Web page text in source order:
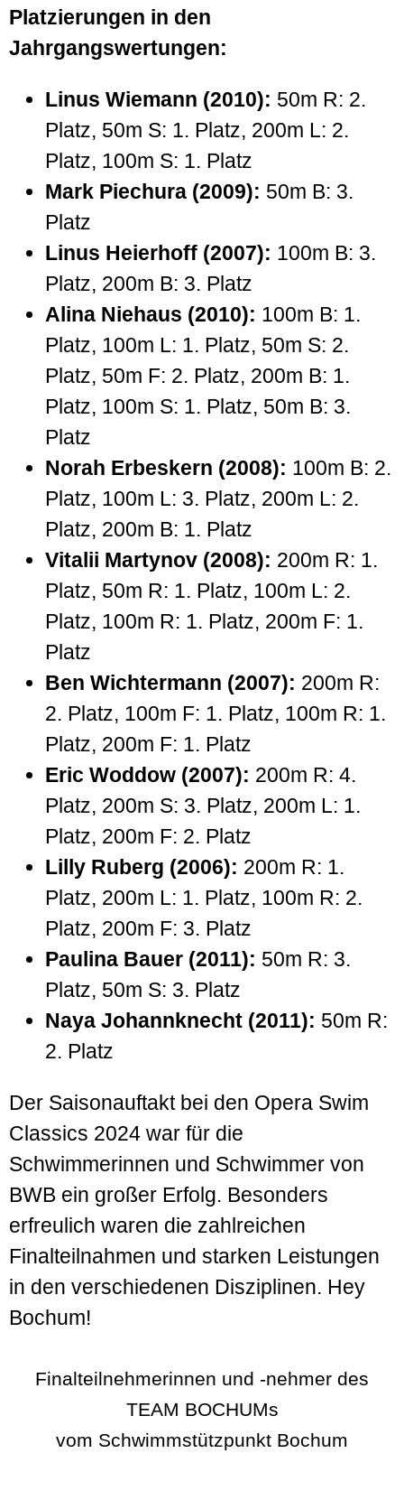
Platzierungen in den
Jahrgangswertungen:
Linus Wiemann (2010): 50m R: 2.
Platz, 50m S: 1. Platz, 200m L: 2.
Platz, 100m S: 1. Platz
Mark Piechura (2009): 50m B: 3.
Platz
Linus Heierhoff (2007): 100m B: 3.
Platz, 200m B: 3. Platz
Alina Niehaus (2010): 100m B: 1.
Platz, 100m L: 1. Platz, 50m S: 2.
Platz, 50m F: 2. Platz, 200m B: 1.
Platz, 100m S: 1. Platz, 50m B: 3.
Platz
Norah Erbeskern (2008): 100m B: 2.
Platz, 100m L: 3. Platz, 200m L: 2.
Platz, 200m B: 1. Platz
Vitalii Martynov (2008): 200m R: 1.
Platz, 50m R: 1. Platz, 100m L: 2.
Platz, 100m R: 1. Platz, 200m F: 1.
Platz
Ben Wichtermann (2007): 200m R:
2. Platz, 100m F: 1. Platz, 100m R: 1.
Platz, 200m F: 1. Platz
Eric Woddow (2007): 200m R: 4.
Platz, 200m S: 3. Platz, 200m L: 1.
Platz, 200m F: 2. Platz
Lilly Ruberg (2006): 200m R: 1.
Platz, 200m L: 1. Platz, 100m R: 2.
Platz, 200m F: 3. Platz
Paulina Bauer (2011): 50m R: 3.
Platz, 50m S: 3. Platz
Naya Johannknecht (2011): 50m R:
2. Platz
Der Saisonauftakt bei den Opera Swim
Classics 2024 war für die
Schwimmerinnen und Schwimmer von
BWB ein großer Erfolg. Besonders
erfreulich waren die zahlreichen
Finalteilnahmen und starken Leistungen
in den verschiedenen Disziplinen. Hey
Bochum!
Finalteilnehmerinnen und -nehmer des
TEAM BOCHUMs
vom Schwimmstützpunkt Bochum